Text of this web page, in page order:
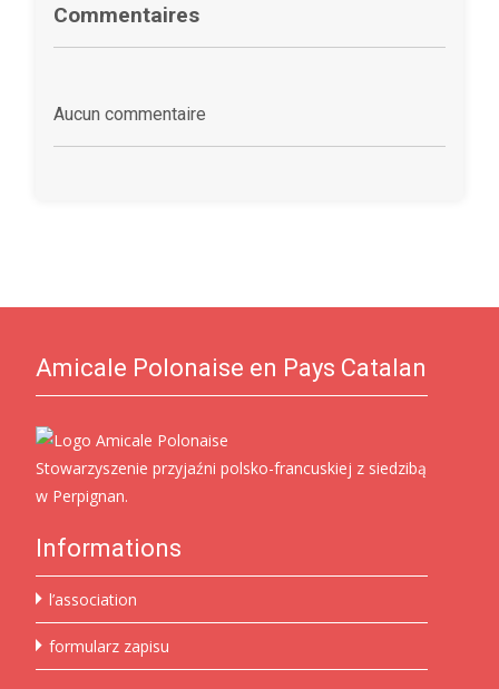
Commentaires
Aucun commentaire
Amicale Polonaise en Pays Catalan
Stowarzyszenie przyjaźni polsko-francuskiej z siedzibą
w Perpignan.
Informations
l’association
formularz zapisu